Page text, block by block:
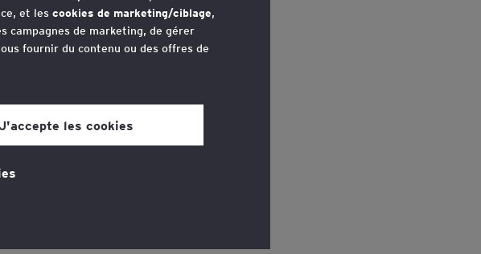
et les cookies de marketing/ciblage,
campagnes de marketing, de gérer
fournir du contenu ou des offres de
vous trouverez au bas de chaque
les cookies